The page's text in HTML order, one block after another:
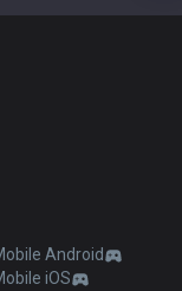
Android
iOS